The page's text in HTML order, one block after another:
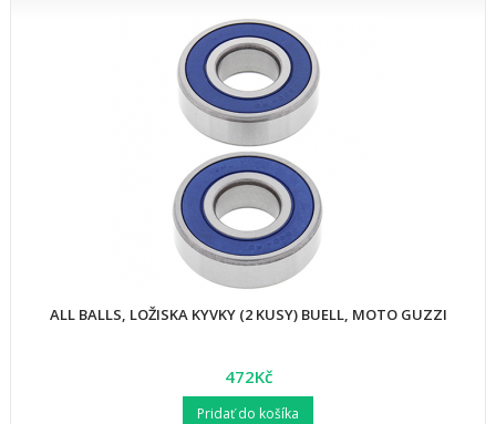
ALL BALLS, LOŽISKA KYVKY (2 KUSY) BUELL, MOTO GUZZI
472Kč
Pridať do košíka